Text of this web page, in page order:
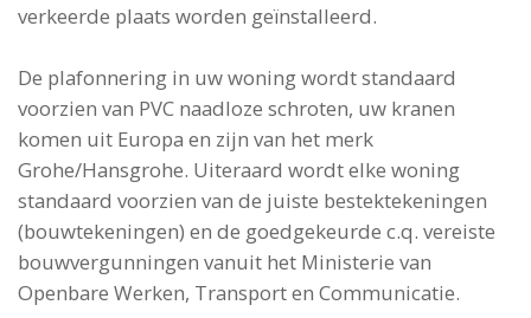
verkeerde plaats worden geïnstalleerd.
De plafonnering in uw woning wordt standaard
voorzien van PVC naadloze schroten, uw kranen
komen uit Europa en zijn van het merk
Grohe/Hansgrohe. Uiteraard wordt elke woning
standaard voorzien van de juiste bestektekeningen
(bouwtekeningen) en de goedgekeurde c.q. vereiste
bouwvergunningen vanuit het Ministerie van
Openbare Werken, Transport en Communicatie.